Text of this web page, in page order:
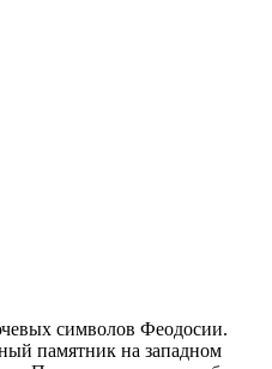
символов Феодосии.
памятник на западном